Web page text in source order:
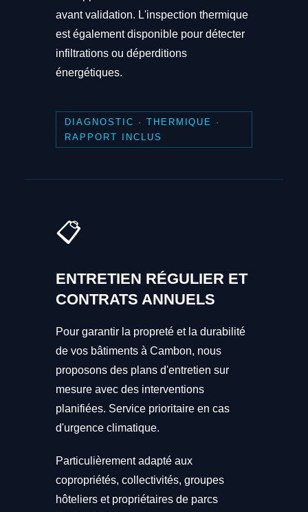
avant validation. L'inspection thermique
est également disponible pour détecter
infiltrations ou déperditions
énergétiques.
DIAGNOSTIC · THERMIQUE ·
RAPPORT INCLUS
📋
ENTRETIEN RÉGULIER ET
CONTRATS ANNUELS
Pour garantir la propreté et la durabilité
de vos bâtiments à Cambon, nous
proposons des plans d'entretien sur
mesure avec des interventions
planifiées. Service prioritaire en cas
d'urgence climatique.
Particulièrement adapté aux
copropriétés, collectivités, groupes
hôteliers et propriétaires de parcs